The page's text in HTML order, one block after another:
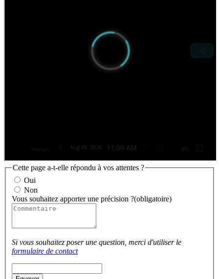
Cette page a-t-elle répondu à vos attentes ?
Oui
Non
Vous souhaitez apporter une précision ?(obligatoire)
Si vous souhaitez poser une question, merci d'utiliser le
formulaire de contact